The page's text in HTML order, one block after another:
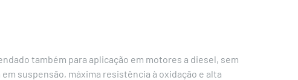
também para aplicação em motores a diesel, sem
suspensão, máxima resistência à oxidação e alta